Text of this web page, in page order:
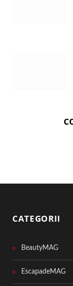
CATEGORII
BeautyMAG
EscapadeMAG